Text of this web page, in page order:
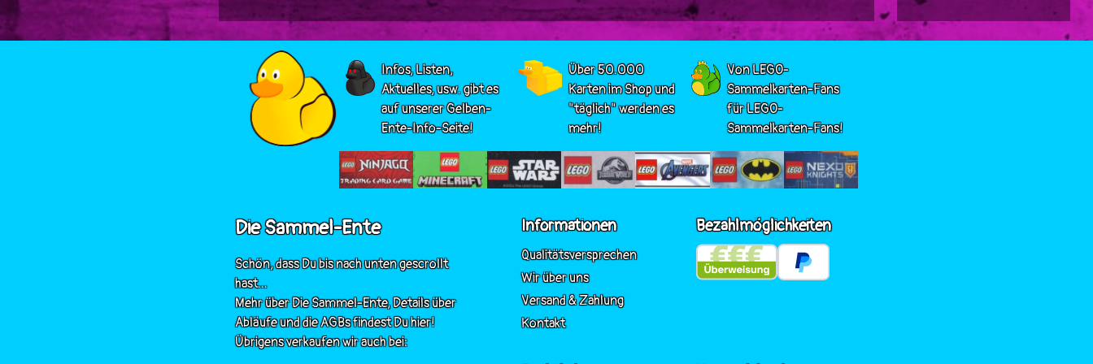
Infos, Listen,
Aktuelles, usw. gibt es
auf unserer Gelben-
Ente-Info-Seite!
Über 50.000
Karten im Shop und
"täglich" werden es
mehr!
Von LEGO-
Sammelkarten-Fans
für LEGO-
Sammelkarten-Fans!
Die Sammel-Ente
Schön, dass Du bis nach unten gescrollt
hast...
Mehr über Die Sammel-Ente, Details über
Abläufe und die AGBs findest Du hier!
Übrigens verkaufen wir auch bei:
Informationen
Qualitätsversprechen
Wir über uns
Versand & Zahlung
Kontakt
Bezahlmöglichkeiten